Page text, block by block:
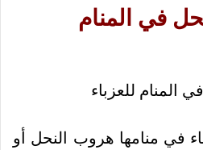
في المنام
في منامها هروب النحل أو